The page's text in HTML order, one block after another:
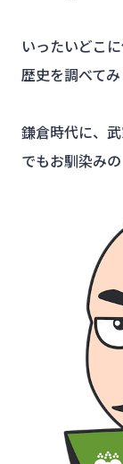
いったいどこ
歴史を調べてみ
鎌倉時代に、
でもお馴染み